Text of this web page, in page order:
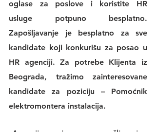
oglase za poslove i koristite HR
usluge potpuno besplatno.
Zapošljavanje je besplatno za sve
HR agenciji. Za potrebe Klijenta iz
Beograda, tražimo zainteresovane
kandidate za poziciju – Pomoćnik
elektromontera instalacija.